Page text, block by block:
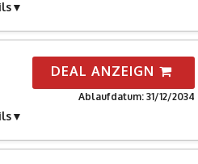
DEAL ANZEIGN
Ablaufdatum: 31/12/2034